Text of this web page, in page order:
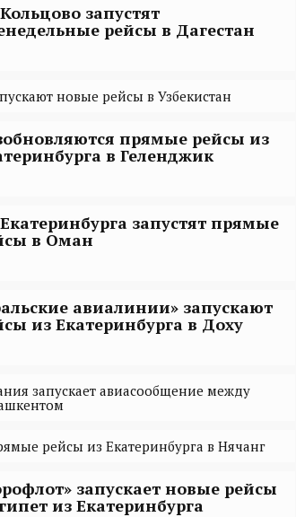
запустят
рейсы в Дагестан
новые рейсы в Узбекистан
прямые рейсы из
в Геленджик
запустят прямые
в Оман
авиалинии» запускают
из Екатеринбурга в Доху
запускает авиасообщение между
рейсы из Екатеринбурга в Нячанг
запускает новые рейсы
из Екатеринбурга